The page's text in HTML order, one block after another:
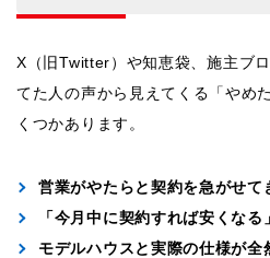
X（旧Twitter）や知恵袋、施主ブ
てた人の声から見えてくる「やめ
くつかあります。
営業がやたらと契約を急がせて
「今月中に契約すれば安くな
モデルハウスと実際の仕様が全